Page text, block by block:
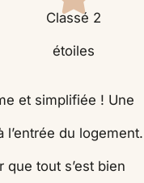
Classé 2
étoiles
et simplifiée ! Une
du logement.
que tout s’est bien